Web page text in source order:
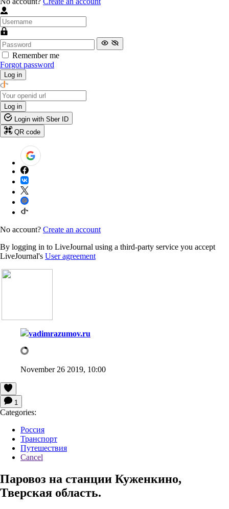
Remember me
Forgot password
Log in
Log in
Login with Sber ID
QR code
No account? Create an account
By logging in to LiveJournal using a third-party service you accept
LiveJournal's User agreement
vadimrazumov.ru
November 26 2019, 10:00
1
Categories:
Россия
Транспорт
Путешествия
Cancel
Паровоз на станции Куженкино,
Тверская область.